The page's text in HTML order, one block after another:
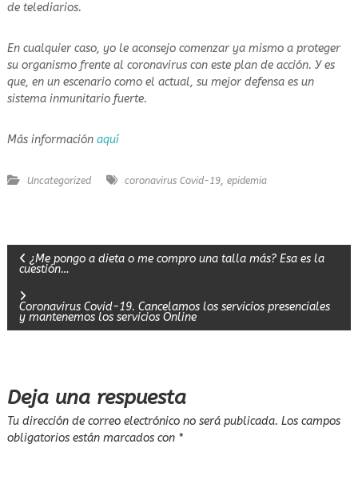
de telediarios.
En cualquier caso, yo le aconsejo comenzar ya mismo a proteger
su organismo frente al coronavirus con este plan de acción. Y es
que, en un escenario como el actual, su mejor defensa es un
sistema inmunitario fuerte.
Más información aquí
Uncategorized coronavirus Covid-19, epidemia
N
a
v
g
a
¿Me pongo a dieta o me compro una talla más? Esa es la
cuestión…
Coronavirus Covid-19. Cancelamos los servicios presenciales
y mantenemos los servicios Online
Deja una respuesta
Tu dirección de correo electrónico no será publicada. Los campos
obligatorios están marcados con *